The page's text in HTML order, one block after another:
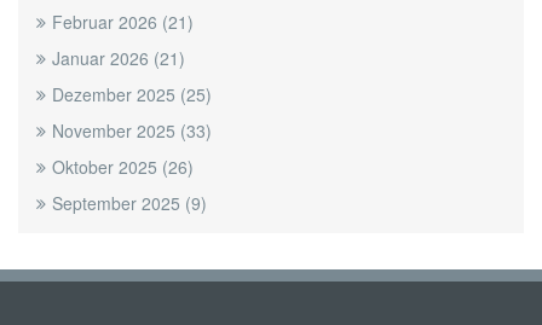
Februar 2026 (21)
Januar 2026 (21)
Dezember 2025 (25)
November 2025 (33)
Oktober 2025 (26)
September 2025 (9)